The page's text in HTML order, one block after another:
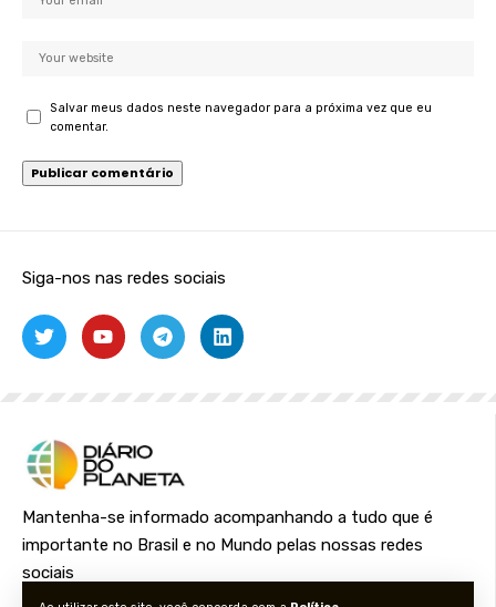
Salvar meus dados neste navegador para a próxima vez que eu
comentar.
Siga-nos nas redes sociais
Mantenha-se informado acompanhando a tudo que é
importante no Brasil e no Mundo pelas nossas redes
sociais